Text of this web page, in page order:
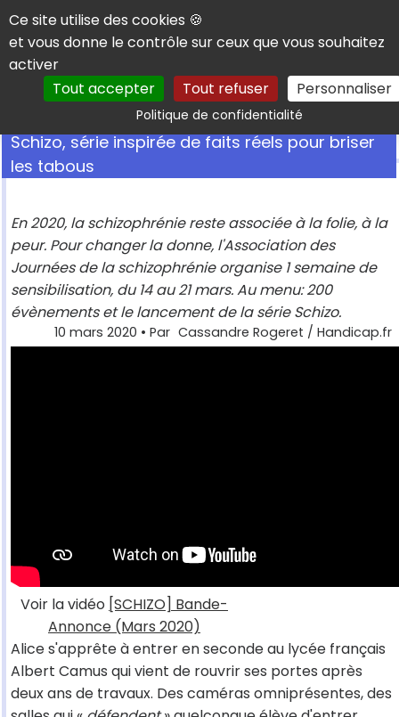
Panneau de gestion des cookies
Ce site utilise des cookies 🍪
et vous donne le contrôle sur ceux que vous souhaitez
activer
Tout accepter
Tout refuser Personnaliser
Politique de confidentialitéRechercher
Schizo, série inspirée de faits réels pour briser
les tabous
En 2020, la schizophrénie reste associée à la folie, à la
peur. Pour changer la donne, l'Association des
Journées de la schizophrénie organise 1 semaine de
sensibilisation, du 14 au 21 mars. Au menu: 200
évènements et le lancement de la série Schizo.
10 mars 2020 • Par Cassandre Rogeret / Handicap.fr
Voir la vidéo [SCHIZO] Bande-
Annonce (Mars 2020)
Alice s'apprête à entrer en seconde au lycée français
Albert Camus qui vient de rouvrir ses portes après
deux ans de travaux. Des caméras omniprésentes, des